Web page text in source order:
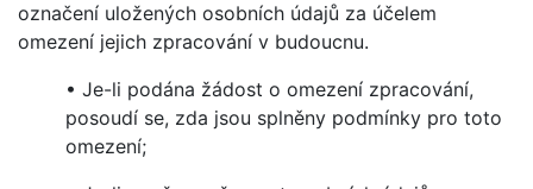
označení uložených osobních údajů za účelem
omezení jejich zpracování v budoucnu.
• Je-li podána žádost o omezení zpracování,
posoudí se, zda jsou splněny podmínky pro toto
omezení;